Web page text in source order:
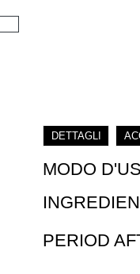
DETTAGLI
MODO
PERIOD